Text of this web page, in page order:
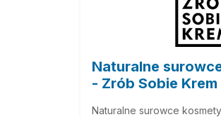
Naturalne
- Zrób Sobie Krem
Naturalne surowce